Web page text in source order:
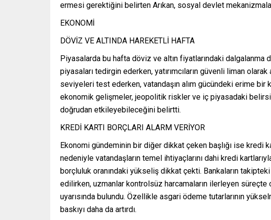
ermesi gerektiğini belirten Arıkan, sosyal devlet
EKONOMİ
DÖVİZ VE ALTINDA HAREKETLİ HAFTA
Piyasalarda bu hafta döviz ve altın fiyatlarındaki dalgalanma
piyasaları tedirgin ederken, yatırımcıların güvenli liman
seviyeleri test ederken, vatandaşın alım gücündeki erime
ekonomik gelişmeler, jeopolitik riskler ve iç piyasadaki
doğrudan etkileyebileceğini belirtti.
KREDİ KARTI BORÇLARI ALARM VERİYOR
Ekonomi gündeminin bir diğer dikkat çeken başlığı ise kredi
nedeniyle vatandaşların temel ihtiyaçlarını dahi kredi
borçluluk oranındaki yükseliş dikkat çekti. Bankaların takipteki
edilirken, uzmanlar kontrolsüz harcamaların ilerleyen
uyarısında bulundu. Özellikle asgari ödeme tutarlarının
baskıyı daha da artırdı.